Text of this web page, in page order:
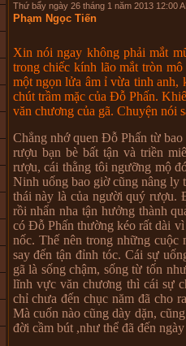
Thứ bẩy ngày 26 tháng 1 năm 2013 12:00
Phạm Ngọc Tiến
Xin nói ngay không phải mắt
trong chiếc kính lão mắt tròn
một ngọn lửa âm ỉ vừa tinh anh,
chút trầm mặc của Đỗ Phấn.
văn chương của gã. Chuyện nói
Chẳng nhớ quen Đỗ Phấn từ
rượu bạn bè bất tận và triền
rượu, cái thằng tôi ngưỡng mộ
Ninh uống bao giờ cũng nâng
thái này là của người quý rượu.
rồi nhẩn nha tận hưởng thành
có Đỗ Phấn thường kéo rất dài
nốc. Thế nên trong những cuộc
say đến tận đỉnh tóc. Cái sự
gã là sống chậm, sống từ tốn
lĩnh vực văn chương thì cái sự
chỉ chưa đến chục năm đã cho
Mà cuốn nào cũng dày dặn,
đời cầm bút ,như thể đã đến